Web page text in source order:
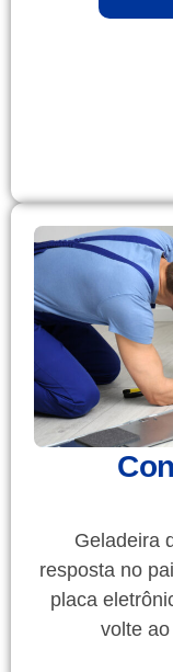
Geladeira
resposta no
placa
volte